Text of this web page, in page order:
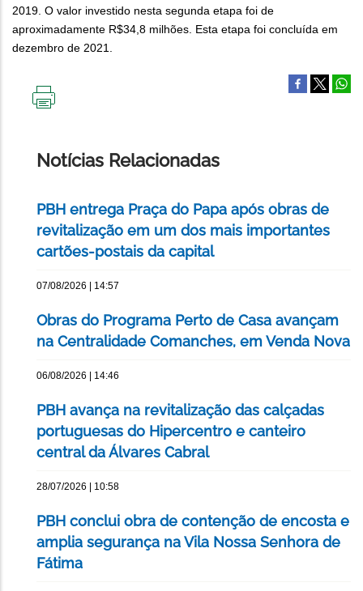
2019. O valor investido nesta segunda etapa foi de
aproximadamente R$34,8 milhões. Esta etapa foi concluída em
dezembro de 2021.
Notícias Relacionadas
PBH entrega Praça do Papa após obras de
revitalização em um dos mais importantes
cartões-postais da capital
07/08/2026 | 14:57
Obras do Programa Perto de Casa avançam
na Centralidade Comanches, em Venda Nova
06/08/2026 | 14:46
PBH avança na revitalização das calçadas
portuguesas do Hipercentro e canteiro
central da Álvares Cabral
28/07/2026 | 10:58
PBH conclui obra de contenção de encosta e
amplia segurança na Vila Nossa Senhora de
Fátima